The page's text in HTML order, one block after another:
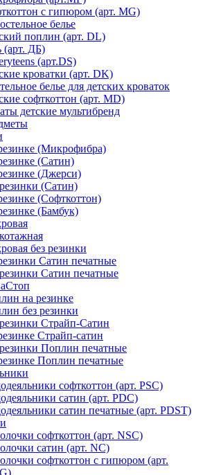
с гипюром (арт. MG)
белье
поплин (арт. DL)
(арт. ДБ)
(арт.DS)
кроватки (арт. DK)
белье для детских кроваток
софткоттон (арт. MD)
детские мультибренд
(Микрофибра)
(Сатин)
(Джерси)
(Сатин)
(Софткоттон)
(Бамбук)
без резинки
Сатин печатные
Сатин печатные
на резинке
без резинки
Страйп-Сатин
Страйп-сатин
Поплин печатные
Поплин печатные
софткоттон (арт. PSC)
сатин (арт. PDC)
сатин печатные (арт. PDST)
софткоттон (арт. NSC)
сатин (арт. NC)
софткоттон с гипюром (арт.